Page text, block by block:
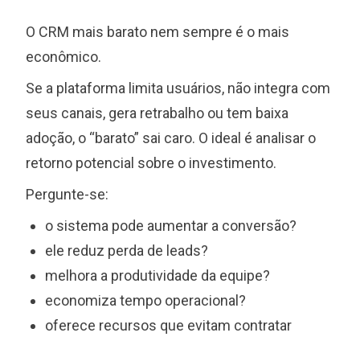
O CRM mais barato nem sempre é o mais
econômico.
Se a plataforma limita usuários, não integra com
seus canais, gera retrabalho ou tem baixa
adoção, o “barato” sai caro. O ideal é analisar o
retorno potencial sobre o investimento.
Pergunte-se:
o sistema pode aumentar a conversão?
ele reduz perda de leads?
melhora a produtividade da equipe?
economiza tempo operacional?
oferece recursos que evitam contratar